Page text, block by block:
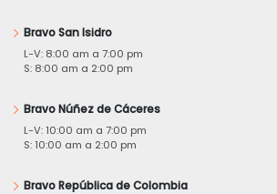
Bravo San Isidro
L-V: 8:00 am a 7:00 pm
S: 8:00 am a 2:00 pm
Bravo Núñez de Cáceres
L-V: 10:00 am a 7:00 pm
S: 10:00 am a 2:00 pm
Bravo República de Colombia